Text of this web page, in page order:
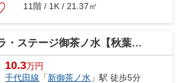
11階 / 1K / 21.37㎡
・ステージ御茶ノ水【秋葉原】
10.3万円
千代田線 「新御茶ノ水 」駅 徒歩5分